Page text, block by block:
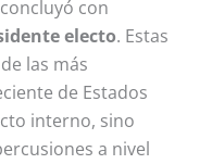
con
electo. Estas
las más
de Estados
interno, sino
a nivel